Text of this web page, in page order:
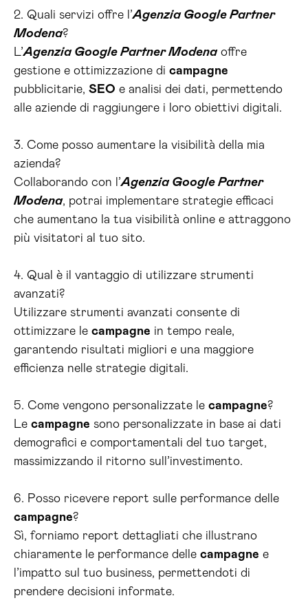
2. Quali servizi offre l’Agenzia Google Partner
Modena?
L’Agenzia Google Partner Modenaoffre
gestione e ottimizzazione di campagne
pubblicitarie, SEO e analisi dei dati, permettendo
alle aziende di raggiungere i loro obiettivi digitali.
3. Come posso aumentare la visibilità della mia
azienda?
Collaborando con l’Agenzia Google Partner
Modena, potrai implementare strategie efficaci
che aumentano la tua visibilità online e attraggono
più visitatori al tuo sito.
4. Qual è il vantaggio di utilizzare strumenti
avanzati?
Utilizzare strumenti avanzati consente di
ottimizzare le campagne in tempo reale,
garantendo risultati migliori e una maggiore
efficienza nelle strategie digitali.
5. Come vengono personalizzate le campagne?
Le campagne sono personalizzate in base ai dati
demografici e comportamentali del tuo target,
massimizzando il ritorno sull’investimento.
6. Posso ricevere report sulle performance delle
campagne?
Sì, forniamo report dettagliati che illustrano
chiaramente le performance delle campagne e
l’impatto sul tuo business, permettendoti di
prendere decisioni informate.